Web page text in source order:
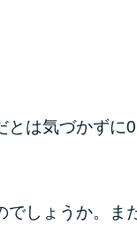
は気づかずに
しょうか。ま